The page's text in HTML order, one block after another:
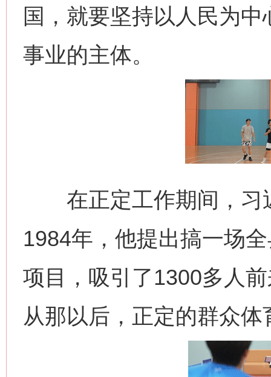
国，就要坚持以人民为
事业的主体。
在正定工作期间，习
1984年，他提出搞一场
项目，吸引了1300多人
从那以后，正定的群众